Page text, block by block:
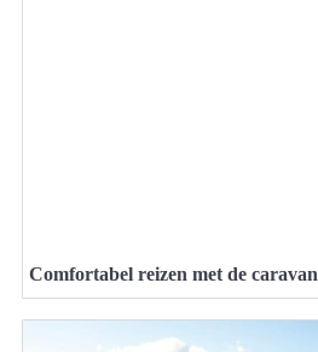
Comfortabel reizen met de caravan